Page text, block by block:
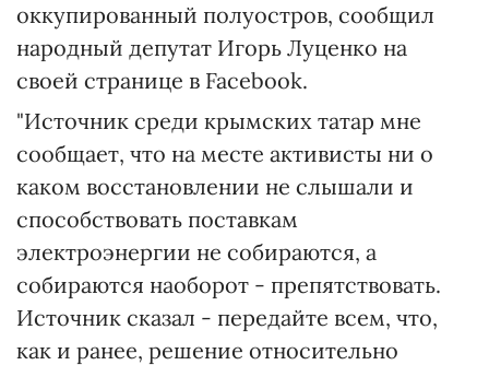
оккупированный полуостров, сообщил
народный депутат Игорь Луценко на
своей странице в Facebook.
"Источник среди крымских татар мне
сообщает, что на месте активисты ни о
каком восстановлении не слышали и
способствовать поставкам
электроэнергии не собираются, а
собираются наоборот - препятствовать.
Источник сказал - передайте всем, что,
как и ранее, решение относительно